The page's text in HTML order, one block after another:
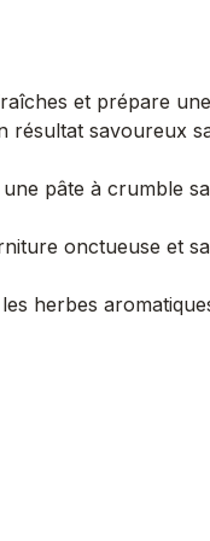
et prépare
résultat savoureux
pâte à crumble
onctueuse et
herbes